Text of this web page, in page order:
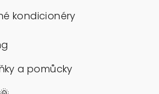
kondicionéry
a pomůcky